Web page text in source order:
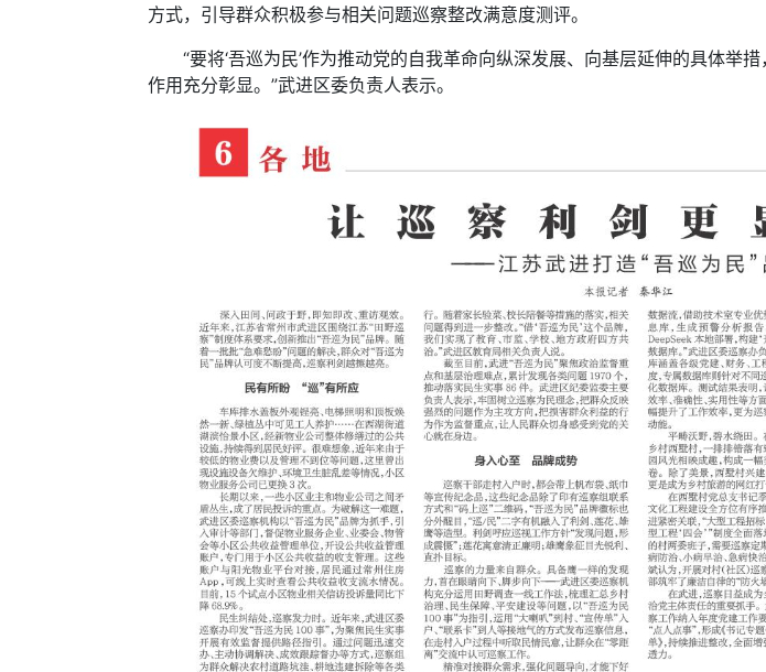
方式，引导群众积极参与相关问题巡察整改满意度测评。
“要将‘吾巡为民’作为推动党的自我革命向纵深发展、向基层延伸的具体举
作用充分彰显。”武进区委负责人表示。